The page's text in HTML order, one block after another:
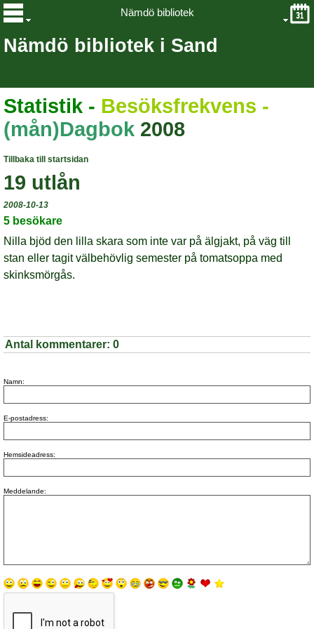
Nämdö bibliotek i Sand
Nämdö bibliotek
Statistik - Besöksfrekvens -
(mån)Dagbok 2008
Tillbaka till startsidan
19 utlån
2008-10-13
5 besökare
Nilla bjöd den lilla skara som inte var på älgjakt, på väg till
stan eller tagit välbehövlig semester på tomatsoppa med
skinksmörgås.
Antal kommentarer: 0
Namn:
E-postadress:
Hemsideadress:
Meddelande: